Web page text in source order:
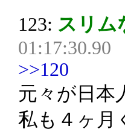
123: スリム
01:17:30.90
>>120
元々が日本
私も４ヶ月